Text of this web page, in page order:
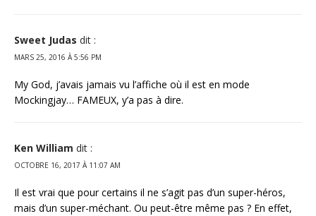
Sweet Judas dit :
MARS 25, 2016 À 5:56 PM
My God, j’avais jamais vu l’affiche où il est en mode
Mockingjay… FAMEUX, y’a pas à dire.
Ken William dit :
OCTOBRE 16, 2017 À 11:07 AM
Il est vrai que pour certains il ne s’agit pas d’un super-héros,
mais d’un super-méchant. Ou peut-être même pas ? En effet,